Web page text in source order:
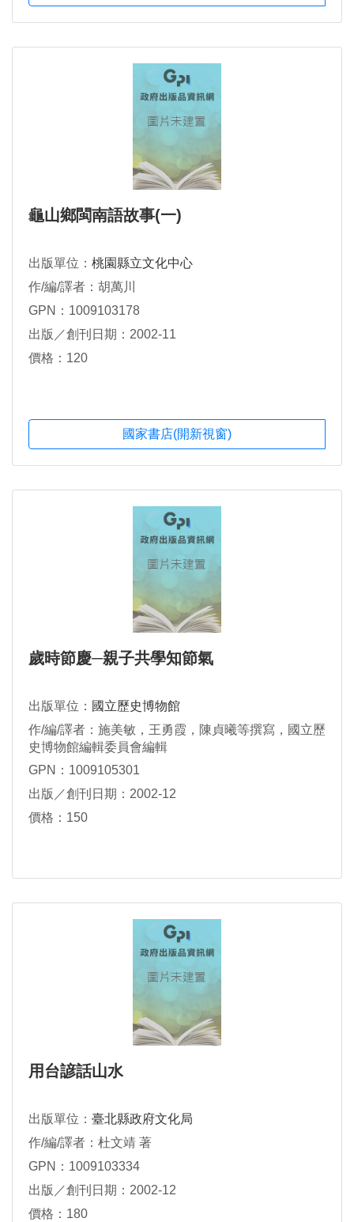
龜山鄉閩南語故事(一)
出版單位： 桃園縣立文化中心
作/編/譯者：胡萬川
GPN：1009103178
出版／創刊日期：2002-11
價格：120
國家書店(開新視窗)
歲時節慶─親子共學知節氣
出版單位： 國立歷史博物館
作/編/譯者：施美敏，王勇霞，陳貞曦等撰寫，國立歷
史博物館編輯委員會編輯
GPN：1009105301
出版／創刊日期：2002-12
價格：150
用台諺話山水
出版單位： 臺北縣政府文化局
作/編/譯者：杜文靖 著
GPN：1009103334
出版／創刊日期：2002-12
價格：180